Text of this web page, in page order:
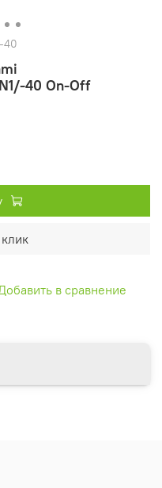
40
40 On-Off
в сравнение